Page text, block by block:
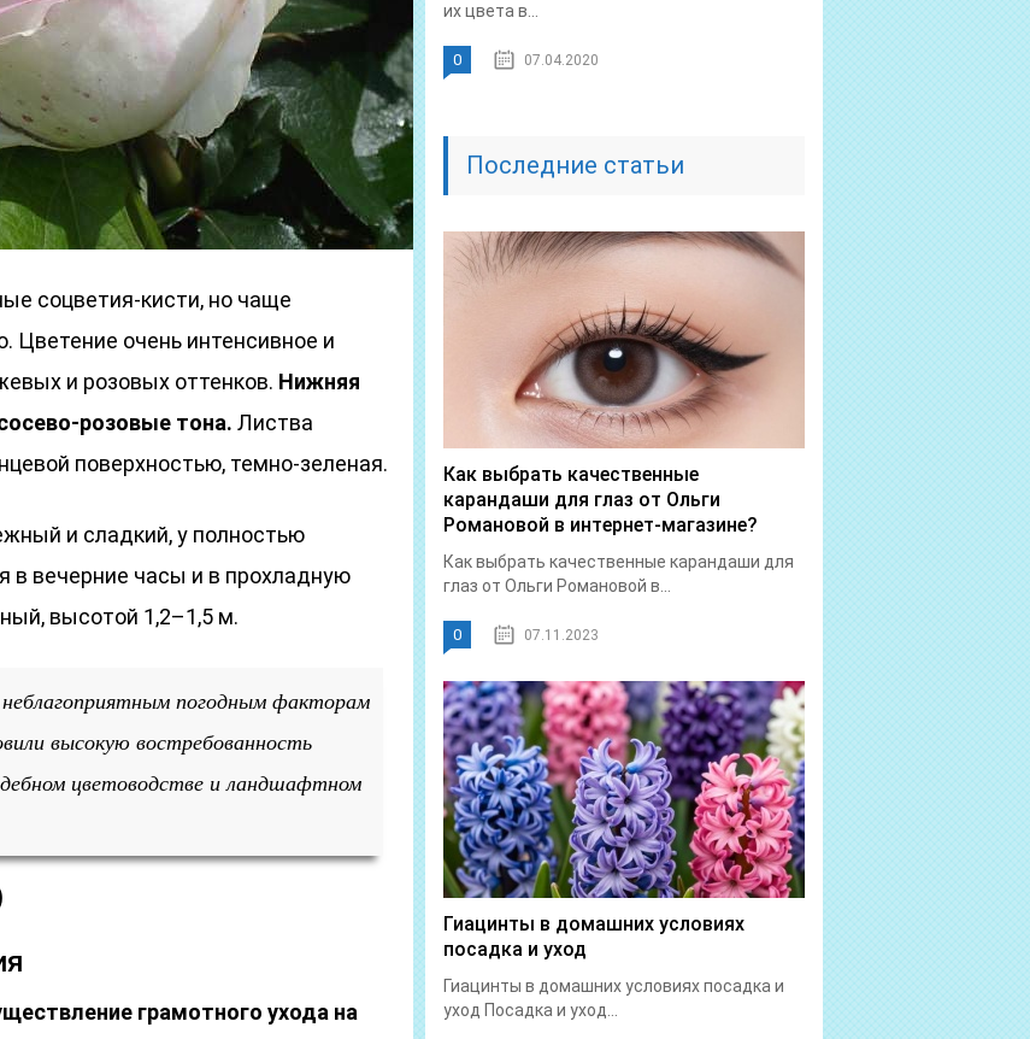
соцветия-кисти, но чаще
Цветение очень интенсивное и
и розовых оттенков. Нижняя
розовые тона. Листва
поверхностью, темно-зеленая.
и сладкий, у полностью
в вечерние часы и в прохладную
высотой 1,2–1,5 м.
погодным факторам
высокую востребованность
цветоводстве и ландшафтном
грамотного ухода на
их цвета в...
0 07.04.2020
Последние статьи
Как выбрать качественные
карандаши для глаз от Ольги
Романовой в интернет-магазине?
Как выбрать качественные карандаши для
глаз от Ольги Романовой в...
0 07.11.2023
Гиацинты в домашних условиях
посадка и уход
Гиацинты в домашних условиях посадка и
уход Посадка и уход...